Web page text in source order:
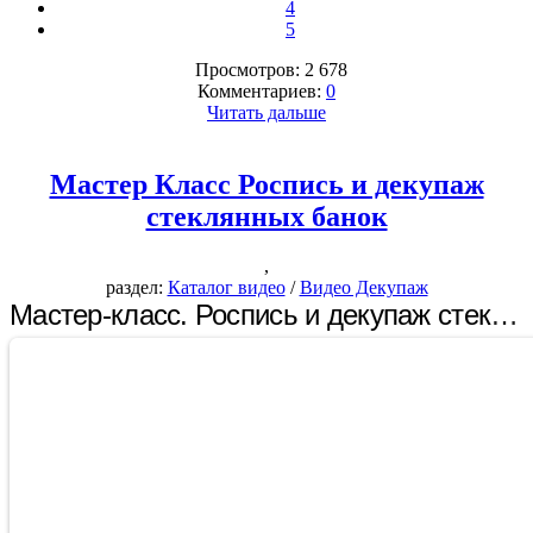
4
5
Просмотров: 2 678
Комментариев: 0
Читать дальше
Мастер Класс Роспись и декупаж
стеклянных банок
,
раздел: Каталог видео/Видео Декупаж
Мастер-класс. Роспись и декупаж стеклянных банок